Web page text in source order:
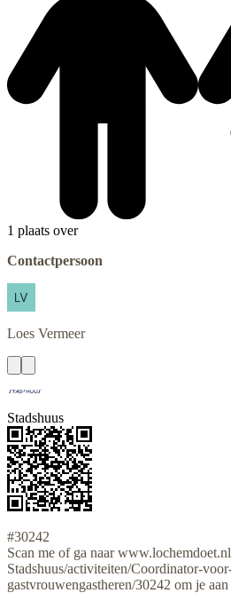
1 plaats over
Contactpersoon
Loes Vermeer
Stadshuus
#30242
Scan me of ga naar
Stadshuus/activiteiten/Coordinator-
gastvrouwengastheren/30242 om je